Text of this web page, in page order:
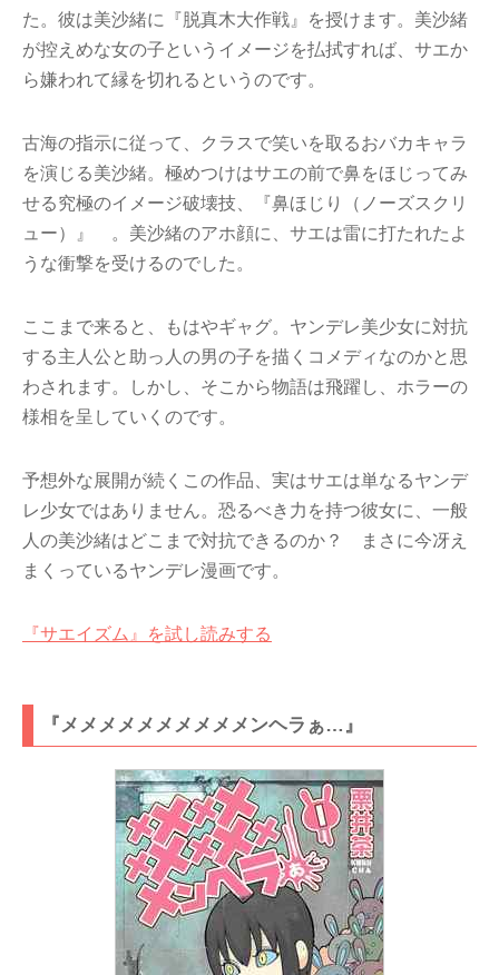
た。彼は美沙緒に『脱真木大作戦』を授けます。美沙緒
が控えめな女の子というイメージを払拭すれば、サエか
ら嫌われて縁を切れるというのです。
古海の指示に従って、クラスで笑いを取るおバカキャラ
を演じる美沙緒。極めつけはサエの前で鼻をほじってみ
せる究極のイメージ破壊技、『鼻ほじり（ノーズスクリ
ュー）』 。美沙緒のアホ顔に、サエは雷に打たれたよ
うな衝撃を受けるのでした。
ここまで来ると、もはやギャグ。ヤンデレ美少女に対抗
する主人公と助っ人の男の子を描くコメディなのかと思
わされます。しかし、そこから物語は飛躍し、ホラーの
様相を呈していくのです。
予想外な展開が続くこの作品、実はサエは単なるヤンデ
レ少女ではありません。恐るべき力を持つ彼女に、一般
人の美沙緒はどこまで対抗できるのか？ まさに今冴え
まくっているヤンデレ漫画です。
『サエイズム』を試し読みする
『メメメメメメメメメメンヘラぁ…』